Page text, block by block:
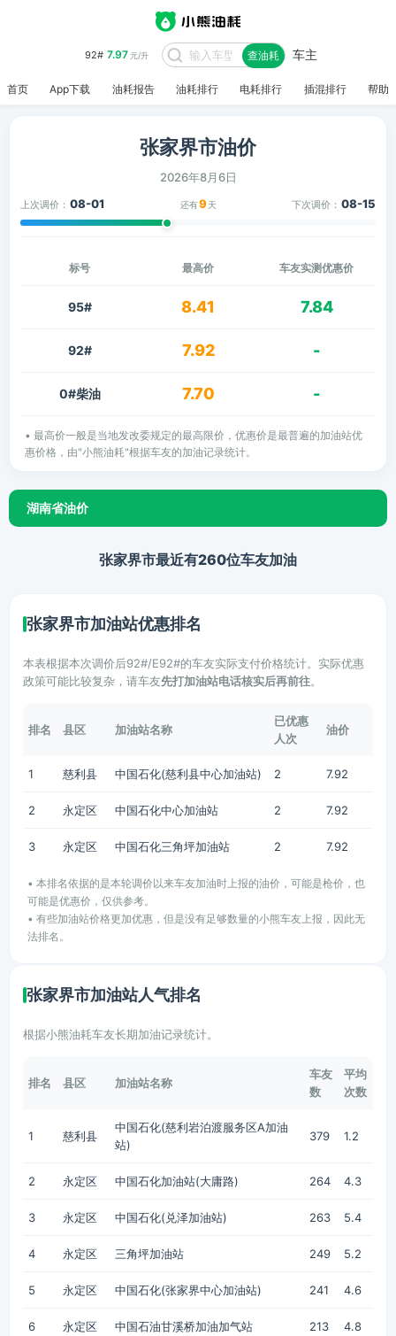
92# 7.97元/升 查油耗 车主
首页 App下载 油耗报告 油耗排行 电耗排行 插混排行 帮助
张家界市油价
2026年8月6日
上次调价： 08-01 还有9 天 下次调价： 08-15
标号 最高价 车友实测优惠价
95# 8.41 7.84
92# 7.92 -
0#柴油 7.70 -
• 最高价一般是当地发改委规定的最高限价，优惠价是最普遍的加油站优
惠价格，由"小熊油耗"根据车友的加油记录统计。
湖南省油价
张家界市最近有260位车友加油
张家界市加油站优惠排名
本表根据本次调价后92#/E92#的车友实际支付价格统计。实际优惠
政策可能比较复杂，请车友先打加油站电话核实后再前往。
排名 县区 加油站名称
已优惠
人次
油价
1 慈利县 中国石化(慈利县中心加油站) 2 7.92
2 永定区 中国石化中心加油站 2 7.92
3 永定区 中国石化三角坪加油站 2 7.92
• 本排名依据的是本轮调价以来车友加油时上报的油价，可能是枪价，也
可能是优惠价，仅供参考。
• 有些加油站价格更加优惠，但是没有足够数量的小熊车友上报，因此无
法排名。
张家界市加油站人气排名
根据小熊油耗车友长期加油记录统计。
排名 县区 加油站名称
车友
数
平均
次数
1 慈利县
中国石化(慈利岩泊渡服务区A加油
站)
379 1.2
2 永定区 中国石化加油站(大庸路) 264 4.3
3 永定区 中国石化(兑泽加油站) 263 5.4
4 永定区 三角坪加油站 249 5.2
5 永定区 中国石化(张家界中心加油站) 241 4.6
6 永定区 中国石油甘溪桥加油加气站 213 4.8